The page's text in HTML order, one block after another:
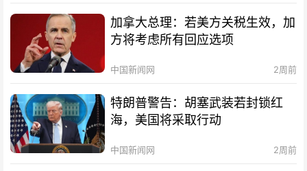
加拿大总理：若美方关税生效，加
方将考虑所有回应选项
中国新闻网 2周前
特朗普警告：胡塞武装若封锁红
海，美国将采取行动
中国新闻网 2周前